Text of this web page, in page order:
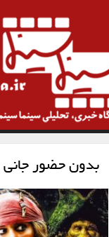
بدون حضور جانی